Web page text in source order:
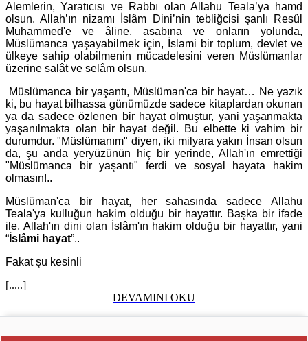
Alemlerin, Yaratıcısı ve Rabbı olan Allahu Teala’ya hamd
olsun. Allah’ın nizamı İslâm Dini’nin tebliğcisi şanlı Resûl
Muhammed'e ve âline, asabına ve onların yolunda,
Müslümanca yaşayabilmek için, İslami bir toplum, devlet ve
ülkeye sahip olabilmenin mücadelesini veren Müslümanlar
üzerine salât ve selâm olsun.
Müslümanca bir yaşantı, Müslüman'ca bir hayat… Ne yazık
ki, bu hayat bilhassa günümüzde sadece kitaplardan okunan
ya da sadece özlenen bir hayat olmuştur, yani yaşanmakta
yaşanılmakta olan bir hayat değil. Bu elbette ki vahim bir
durumdur. "Müslümanım" diyen, iki milyara yakın İnsan olsun
da, şu anda yeryüzünün hiç bir yerinde, Allah'ın emrettiği
"Müslümanca bir yaşantı" ferdi ve sosyal hayata hakim
olmasın!..
Müslüman'ca bir hayat, her sahasında sadece Allahu
Teala'ya kulluğun hakim olduğu bir hayattır. Başka bir ifade
ile, Allah'ın dini olan İslâm'ın hakim olduğu bir hayattır, yani
“ İslâmi hayat”..
Fakat şu kesinli
[.....]
DEVAMINI OKU